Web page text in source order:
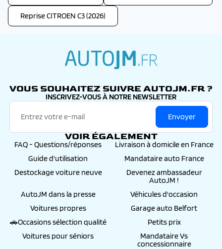
Reprise CITROEN C3 (2026)
VOUS SOUHAITEZ SUIVRE AUTOJM.FR ?
INSCRIVEZ-VOUS À NOTRE NEWSLETTER
Envoyer
VOIR ÉGALEMENT
FAQ - Questions/réponses
Livraison à domicile en France
Guide d'utilisation
Mandataire auto France
Destockage voiture neuve
Devenez ambassadeur
AutoJM !
AutoJM dans la presse
Véhicules d'occasion
Voitures propres
Garage auto Belfort
🚗Occasions sélection qualité
Petits prix
Voitures pour séniors
Mandataire Vs
concessionnaire